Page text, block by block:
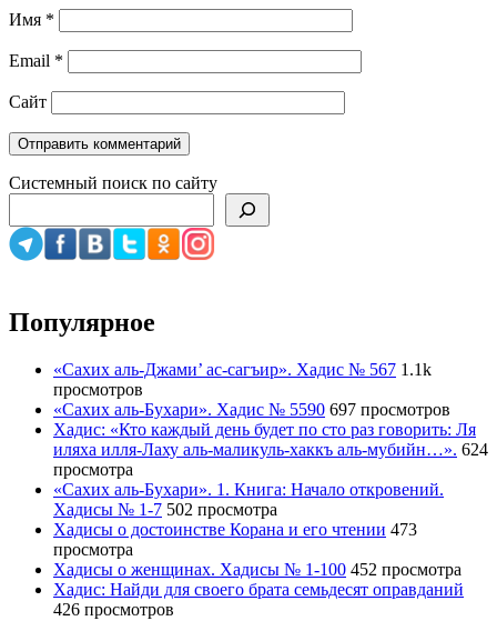
Имя *
Email *
Сайт
Системный поиск по сайту
Популярное
«Сахих аль-Джами’ ас-сагъир». Хадис № 567 1.1k
просмотров
«Сахих аль-Бухари». Хадис № 5590 697 просмотров
Хадис: «Кто каждый день будет по сто раз говорить: Ля
иляха илля-Лаху аль-маликуль-хаккъ аль-мубийн…». 624
просмотра
«Сахих аль-Бухари». 1. Книга: Начало откровений.
Хадисы № 1-7 502 просмотра
Хадисы о достоинстве Корана и его чтении 473
просмотра
Хадисы о женщинах. Хадисы № 1-100 452 просмотра
Хадис: Найди для своего брата семьдесят оправданий
426 просмотров